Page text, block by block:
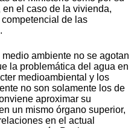
el caso de la vivienda,
de las
ambiente no se agotan
la problemática del agua en
medioambiental y los
no son solamente los de
aproximar su
un mismo órgano superior,
en el actual